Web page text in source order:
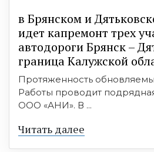
в Брянском и
идет капремонт трех
автодороги Брянск –
граница Калужской
Протяженность
Работы проводит
ООО «АНИ». В ...
Читать далее